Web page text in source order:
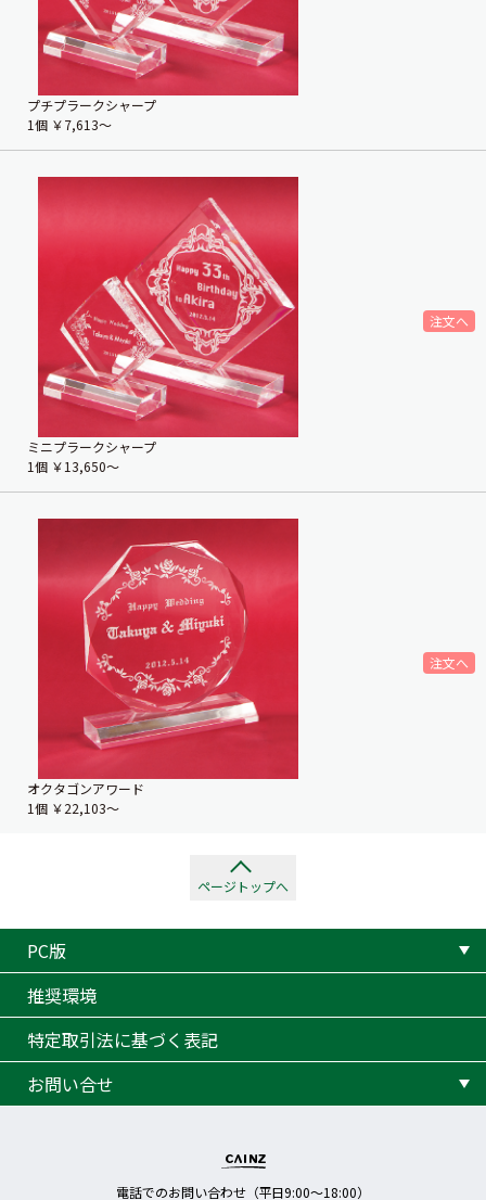
プチプラークシャープ
1個 ￥7,613〜
ミニプラークシャープ
1個 ￥13,650〜
オクタゴンアワード
1個 ￥22,103〜
ページトップへ
PC版
推奨環境
特定取引法に基づく表記
お問い合せ
電話でのお問い合わせ（平日9:00〜18:00）